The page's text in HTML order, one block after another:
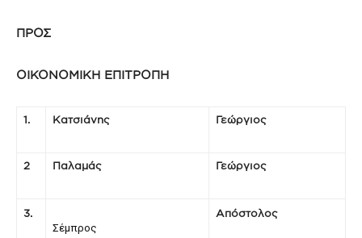
ΠΡΟΣ
ΟΙΚΟΝΟΜΙΚΗ ΕΠΙΤΡΟΠΗ
1. Κατσιάνης Γεώργιος
2 Παλαμάς Γεώργιος
3.
Σέμπρος
Απόστολος